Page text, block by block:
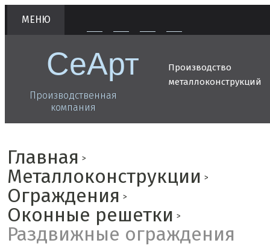
МЕНЮ
СеАрт
Производственная
компания
Производство
металлоконструкций
Главная
Металлоконструкции
Ограждения
Оконные решетки
Раздвижные ограждения